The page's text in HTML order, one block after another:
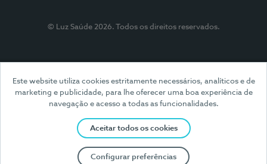
Este website utiliza cookies estritamente necessários, analíticos e de
marketing e publicidade, para lhe oferecer uma boa experiência de
navegação e acesso a todas as funcionalidades.
Aceitar todos os cookies
Configurar preferências
© Luz Saúde 2026. Todos os direitos reservados.